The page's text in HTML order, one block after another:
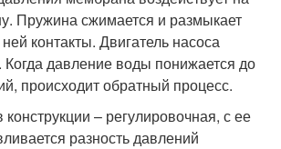
Пружина сжимается и размыкает
контакты. Двигатель насоса
Когда давление воды понижается до
происходит обратный процесс.
– регулировочная, с ее
разность давлений